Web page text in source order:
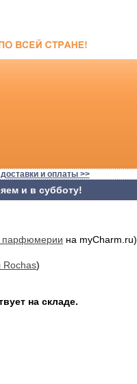
и оплаты >>
и в субботу!
парфюмерии на myCharm.ru)
Rochas)
на складе.